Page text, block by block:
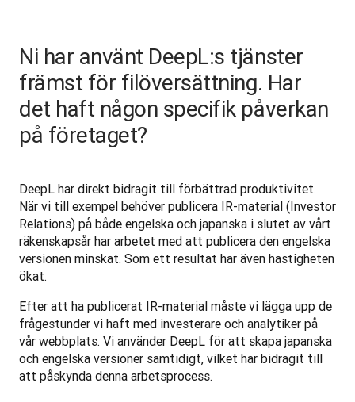
Ni har använt DeepL:s tjänster
främst för filöversättning. Har
det haft någon specifik påverkan
på företaget?
DeepL har direkt bidragit till förbättrad produktivitet.
När vi till exempel behöver publicera IR-material (Investor
Relations) på både engelska och japanska i slutet av vårt
räkenskapsår har arbetet med att publicera den engelska
versionen minskat. Som ett resultat har även hastigheten
ökat.
Efter att ha publicerat IR-material måste vi lägga upp de
frågestunder vi haft med investerare och analytiker på
vår webbplats. Vi använder DeepL för att skapa japanska
och engelska versioner samtidigt, vilket har bidragit till
att påskynda denna arbetsprocess.